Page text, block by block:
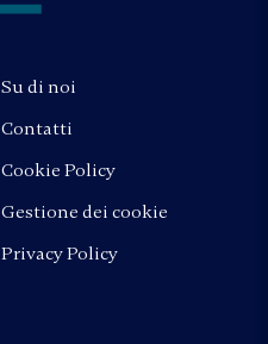
Su di noi
Contatti
Cookie Policy
Gestione dei cookie
Privacy Policy